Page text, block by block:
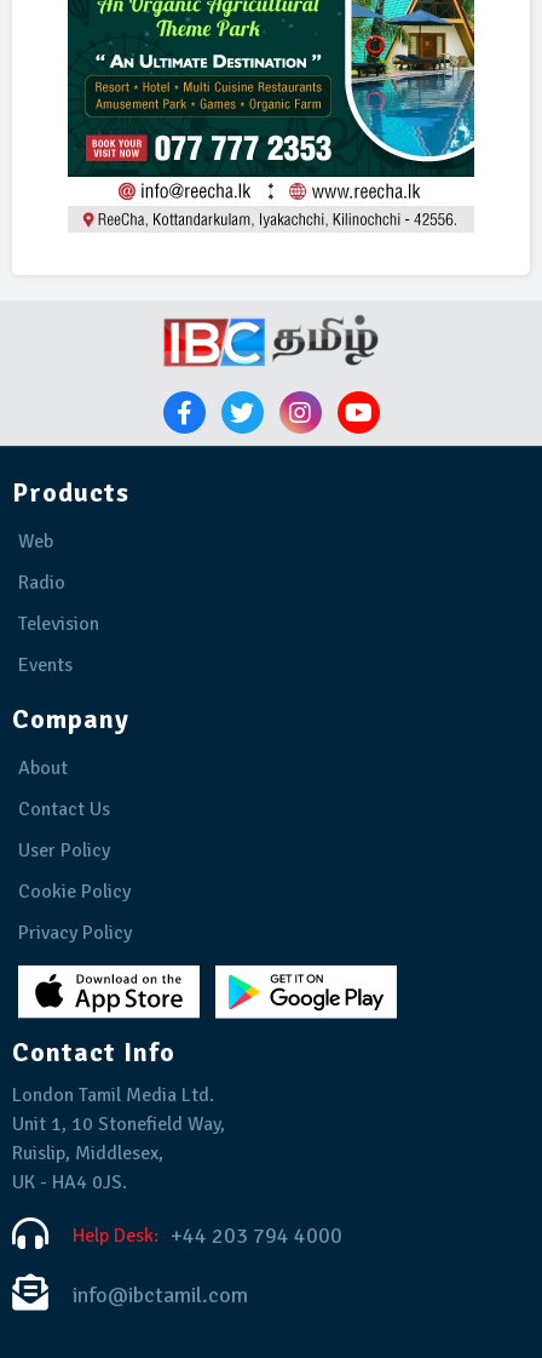
Products
Web
Radio
Television
Events
Company
About
Contact Us
User Policy
Cookie Policy
Privacy Policy
Contact Info
London Tamil Media Ltd.
Unit 1, 10 Stonefield Way,
Ruislip, Middlesex,
UK - HA4 0JS.
Help Desk: +44 203 794 4000
info@ibctamil.com